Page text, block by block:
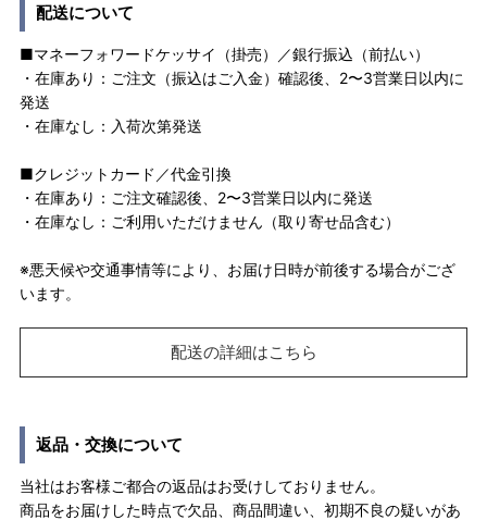
配送について
■マネーフォワードケッサイ（掛売）／銀行振込（前払い）
・在庫あり：ご注文（振込はご入金）確認後、2〜3営業日以内に
発送
・在庫なし：入荷次第発送
■クレジットカード／代金引換
・在庫あり：ご注文確認後、2〜3営業日以内に発送
・在庫なし：ご利用いただけません（取り寄せ品含む）
※悪天候や交通事情等により、お届け日時が前後する場合がござ
います。
配送の詳細はこちら
返品・交換について
当社はお客様ご都合の返品はお受けしておりません。
商品をお届けした時点で欠品、商品間違い、初期不良の疑いがあ